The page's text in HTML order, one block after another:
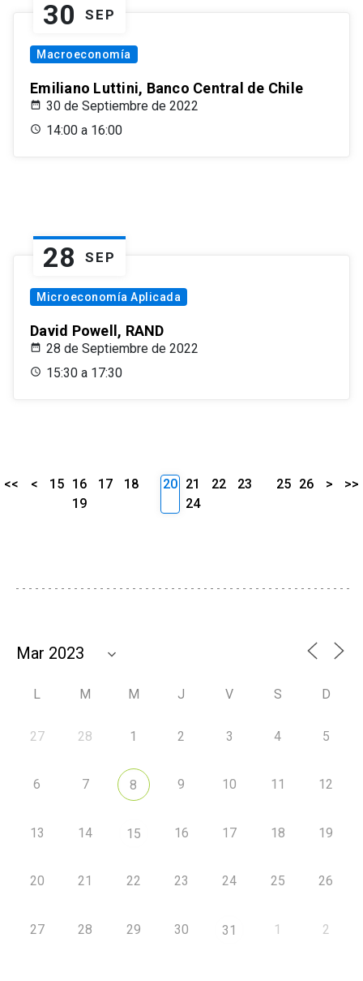
30 SEP
Macroeconomía
Emiliano Luttini, Banco Central de Chile
30 de Septiembre de 2022
14:00 a 16:00
28 SEP
Microeconomía Aplicada
David Powell, RAND
28 de Septiembre de 2022
15:30 a 17:30
<< < 15 16 17
18
19
20 21 22
23
24
25 26 > >>
L M M J V S D
27 28 1 2 3 4 5
6 7 8 9 10 11 12
13 14 15 16 17 18 19
20 21 22 23 24 25 26
27 28 29 30 31 1 2